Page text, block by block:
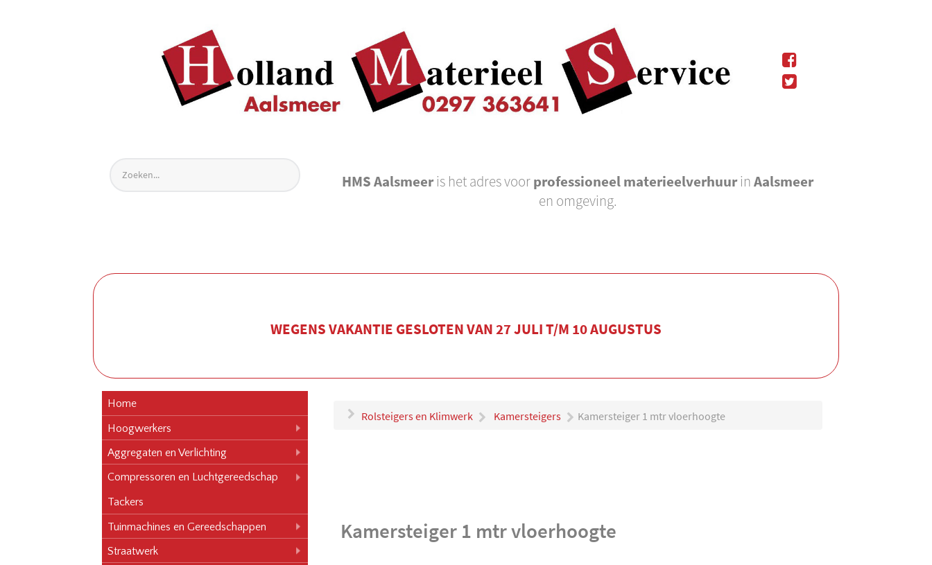
HMS Aalsmeeris het adres voorprofessioneel materieelverhuurinAalsmeer
en omgeving.
WEGENS VAKANTIE GESLOTEN VAN 27 JULI T/M 10 AUGUSTUS
Home
Hoogwerkers
Aggregaten en Verlichting
Compressoren en Luchtgereedschap
Tackers
Tuinmachines en Gereedschappen
Straatwerk
Rolsteigers en Klimwerk Kamersteigers Kamersteiger 1 mtr vloerhoogte
Kamersteiger 1 mtr vloerhoogte